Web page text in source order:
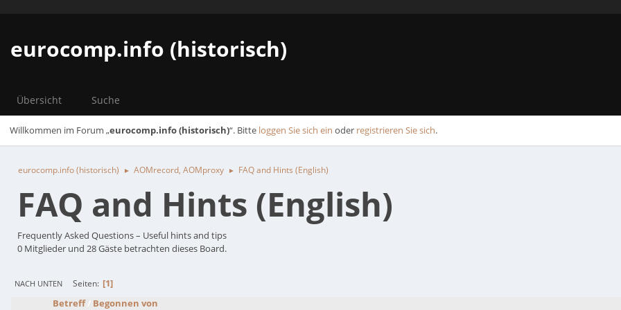
eurocomp.info (historisch)
Übersicht Suche
Willkommen im Forum „eurocomp.info (historisch)“. Bitte loggen Sie sich ein oder registrieren Sie sich.
eurocomp.info (historisch) ► AOMrecord, AOMproxy ► FAQ and Hints (English)
FAQ and Hints (English)
Frequently Asked Questions – Useful hints and tips
0 Mitglieder und 28 Gäste betrachten dieses Board.
NACH UNTEN Seiten
1
Betreff/ Begonnen von